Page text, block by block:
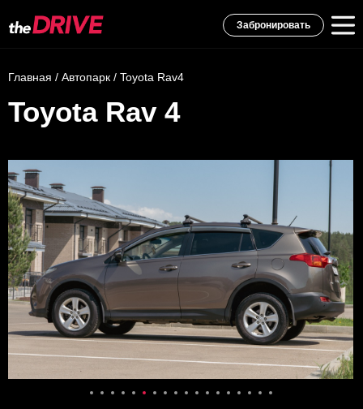
Забронировать
Toyota Rav 4
Главная / Автопарк / Toyota Rav4